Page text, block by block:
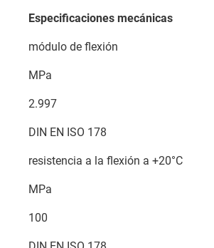
Especificaciones mecánicas
módulo de flexión
MPa
2.997
DIN EN ISO 178
resistencia a la flexión a +20°C
MPa
100